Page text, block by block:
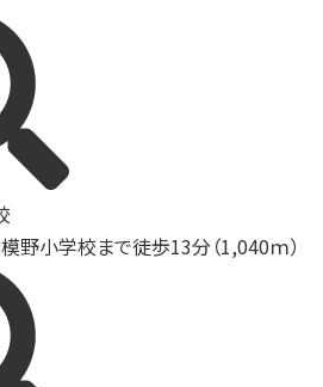
野小学校まで徒歩13分（1,040ｍ）